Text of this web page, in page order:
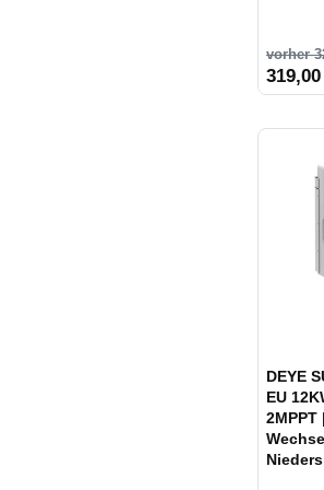
vorher
DEYE
EU
2MPPT